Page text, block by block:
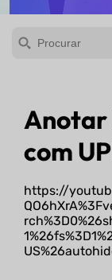
Anotar
com
https://